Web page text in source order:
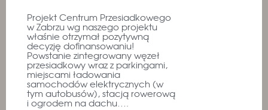
Projekt Centrum Przesiadkowego
w Zabrzu wg naszego projektu
właśnie otrzymał pozytywną
decyzję dofinansowaniu!
Powstanie zintegrowany węzeł
przesiadkowy wraz z parkingami,
miejscami ładowania
samochodów elektrycznych (w
tym autobusów), stacją rowerową
i ogrodem na dachu….